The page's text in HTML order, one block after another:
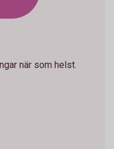
när som helst.